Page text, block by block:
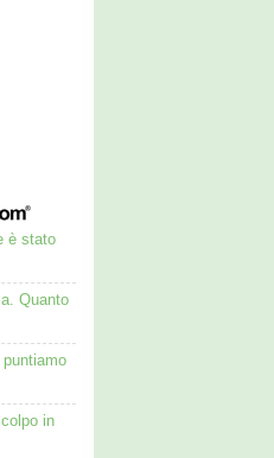
è stato
Quanto
in